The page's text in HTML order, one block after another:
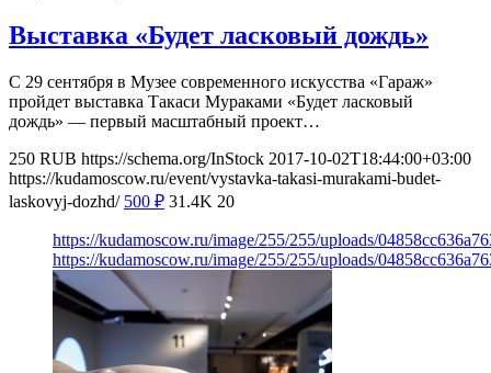
Выставка «Будет ласковый дождь»
С 29 сентября в Музее современного искусства «Гараж»
пройдет выставка Такаси Мураками «Будет ласковый
дождь» — первый масштабный проект…
250 RUB https://schema.org/InStock 2017-10-02T18:44:00+03:00
https://kudamoscow.ru/event/vystavka-takasi-murakami-budet-
laskovyj-dozhd/ 500 ₽ 31.4K 20
https://kudamoscow.ru/image/255/255/uploads/
https://kudamoscow.ru/image/255/255/uploads/